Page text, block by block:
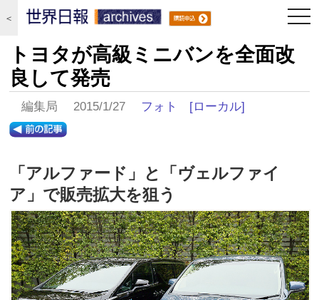
＜
トヨタが高級ミニバンを全面改
良して発売
編集局 2015/1/27 フォト [ローカル]
「アルファード」と「ヴェルファイ
ア」で販売拡大を狙う